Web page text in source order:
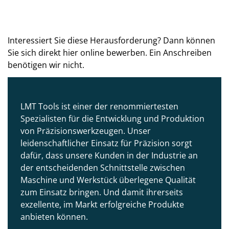
Interessiert Sie diese Herausforderung? Dann können
Sie sich direkt hier online bewerben. Ein Anschreiben
benötigen wir nicht.
LMT Tools ist einer der renommiertesten
Spezialisten für die Entwicklung und Produktion
von Präzisionswerkzeugen. Unser
leidenschaftlicher Einsatz für Präzision sorgt
dafür, dass unsere Kunden in der Industrie an
der entscheidenden Schnittstelle zwischen
Maschine und Werkstück überlegene Qualität
zum Einsatz bringen. Und damit ihrerseits
exzellente, im Markt erfolgreiche Produkte
anbieten können.